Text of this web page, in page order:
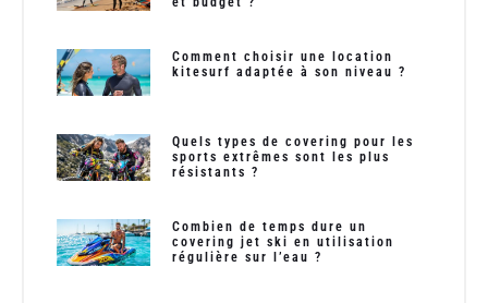
Comment choisir une location
kitesurf adaptée à son niveau ?
Quels types de covering pour les
sports extrêmes sont les plus
résistants ?
Combien de temps dure un
covering jet ski en utilisation
régulière sur l’eau ?